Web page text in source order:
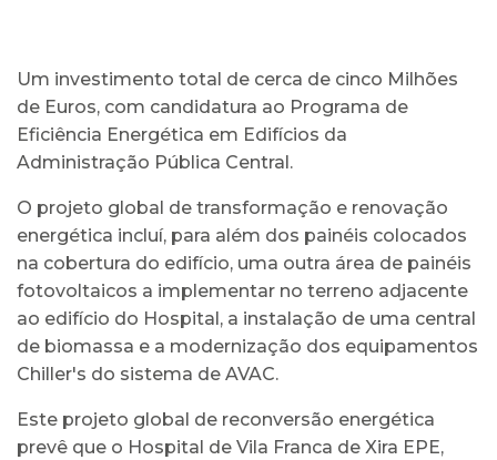
Um investimento total de cerca de cinco Milhões
de Euros, com candidatura ao Programa de
Eficiência Energética em Edifícios da
Administração Pública Central.
O projeto global de transformação e renovação
energética incluí, para além dos painéis colocados
na cobertura do edifício, uma outra área de painéis
fotovoltaicos a implementar no terreno adjacente
ao edifício do Hospital, a instalação de uma central
de biomassa e a modernização dos equipamentos
Chiller's do sistema de AVAC.
Este projeto global de reconversão energética
prevê que o Hospital de Vila Franca de Xira EPE,